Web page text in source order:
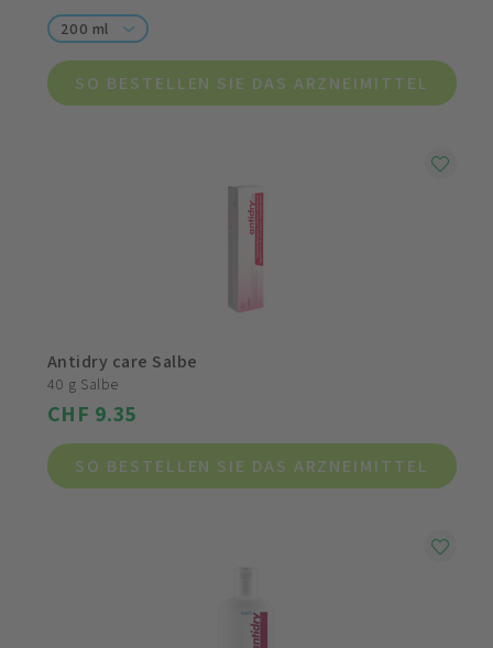
200 ml
SO BESTELLEN SIE DAS ARZNEIMITTEL
Antidry care Salbe
40 g Salbe
CHF 9.35
SO BESTELLEN SIE DAS ARZNEIMITTEL